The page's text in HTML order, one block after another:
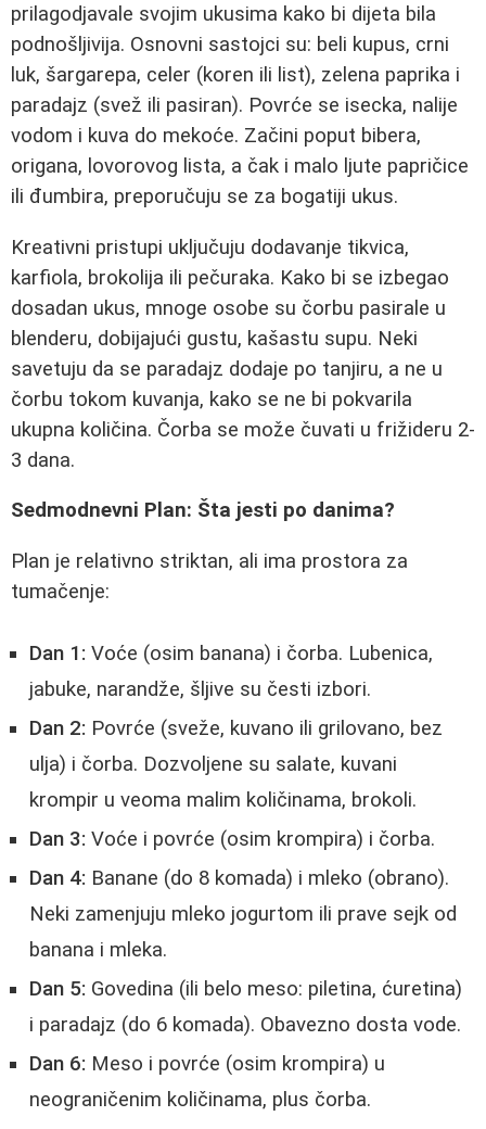
prilagodjavale svojim ukusima kako bi dijeta bila
podnošljivija. Osnovni sastojci su: beli kupus, crni
luk, šargarepa, celer (koren ili list), zelena paprika i
paradajz (svež ili pasiran). Povrće se isecka, nalije
vodom i kuva do mekoće. Začini poput bibera,
origana, lovorovog lista, a čak i malo ljute papričice
ili đumbira, preporučuju se za bogatiji ukus.
Kreativni pristupi uključuju dodavanje tikvica,
karfiola, brokolija ili pečuraka. Kako bi se izbegao
dosadan ukus, mnoge osobe su čorbu pasirale u
blenderu, dobijajući gustu, kašastu supu. Neki
savetuju da se paradajz dodaje po tanjiru, a ne u
čorbu tokom kuvanja, kako se ne bi pokvarila
ukupna količina. Čorba se može čuvati u frižideru 2-
3 dana.
Sedmodnevni Plan: Šta jesti po danima?
Plan je relativno striktan, ali ima prostora za
tumačenje:
Dan 1: Voće (osim banana) i čorba. Lubenica,
jabuke, narandže, šljive su česti izbori.
Dan 2: Povrće (sveže, kuvano ili grilovano, bez
ulja) i čorba. Dozvoljene su salate, kuvani
krompir u veoma malim količinama, brokoli.
Dan 3: Voće i povrće (osim krompira) i čorba.
Dan 4: Banane (do 8 komada) i mleko (obrano).
Neki zamenjuju mleko jogurtom ili prave sejk od
banana i mleka.
Dan 5: Govedina (ili belo meso: piletina, ćuretina)
i paradajz (do 6 komada). Obavezno dosta vode.
Dan 6: Meso i povrće (osim krompira) u
neograničenim količinama, plus čorba.